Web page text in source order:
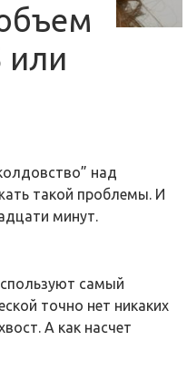
или
над
такой проблемы. И
минут.
самый
точно нет никаких
А как насчет